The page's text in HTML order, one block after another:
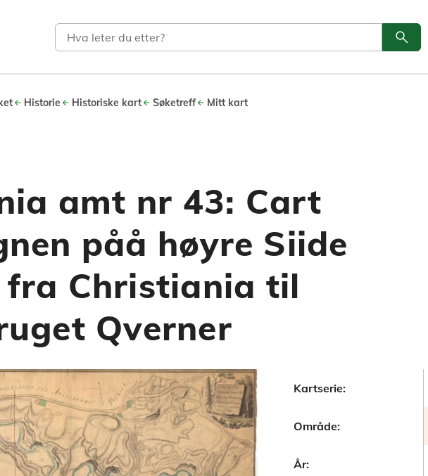
Søk
Søk
search
Historie Historiske kart Søketreff Mitt kart
amt nr 43: Cart
påå høyre Siide
fra Christiania til
Qverner
Kartserie:
Område:
År: